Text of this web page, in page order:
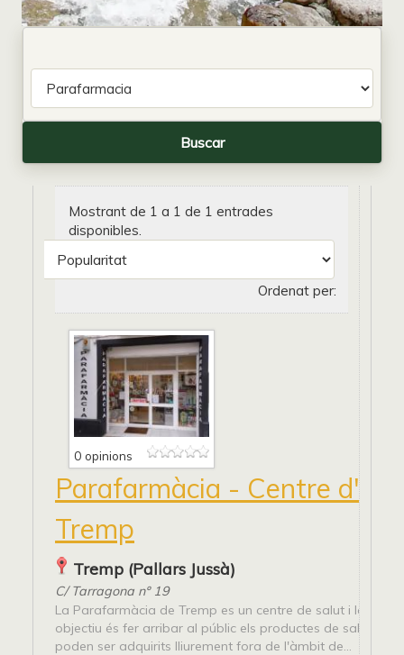
Mostrant de 1 a 1 de 1 entrades
disponibles.
Ordenat per:
0 opinions
Parafarmàcia - Centre
Tremp
Tremp (Pallars Jussà)
C/ Tarragona nº 19
La Parafarmàcia de Tremp es un centre de salut i la seva
objectiu és fer arribar al públic els productes de salut i
poden ser adquirits lliurement fora de l'àmbit de...